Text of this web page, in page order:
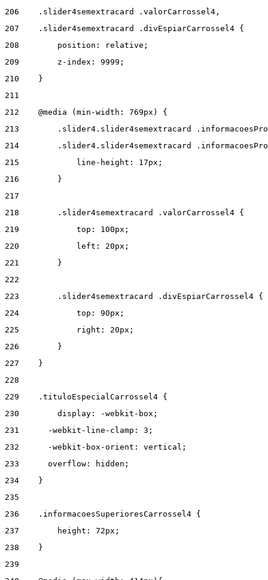
206
    .slider4semextracard .valorCarrossel4,
207
    .slider4semextracard .divEspiarCarrossel4 {
208
        position: relative;
209
        z-index: 9999;
210
    }
211
212
    @media (min-width: 769px) {
213
.slider4.slider4semextracard
214
.slider4.slider4semextracard
215
            line-height: 17px;
216
        }
217
218
        .slider4semextracard .valorCarrossel4 {
219
            top: 100px;
220
            left: 20px;
221
        }
222
223
        .slider4semextracard .divEspiarCarrossel4 {
224
            top: 90px;
225
            right: 20px;
226
        }
227
    }
228
229
    .tituloEspecialCarrossel4 {
230
        display: -webkit-box;
231
      -webkit-line-clamp: 3;
232
      -webkit-box-orient: vertical;
233
      overflow: hidden;
234
    }
235
236
    .informacoesSuperioresCarrossel4 {
237
        height: 72px;
238
    }
239